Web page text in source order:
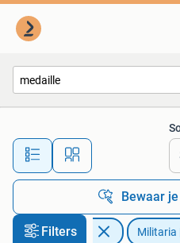
Alle
Bewaar
Filters
Verzamelen Militaria